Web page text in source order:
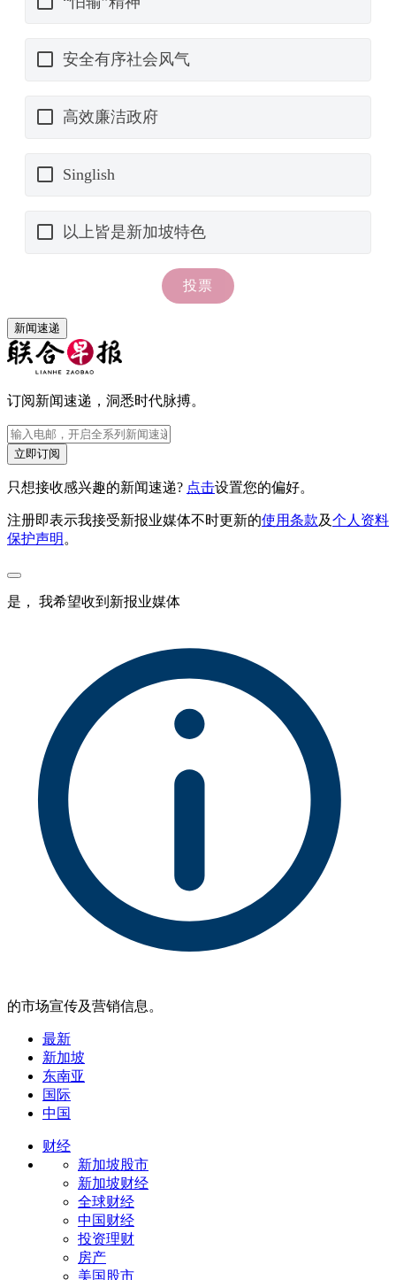
新闻速递
订阅新闻速递，洞悉时代脉搏。
立即订阅
只想接收感兴趣的新闻速递? 点击设置您的偏好。
注册即表示我接受新报业媒体不时更新的使用条款及个人资料
保护声明 。
是， 我希望收到新报业媒体
的市场宣传及营销信息。
最新
新加坡
东南亚
国际
中国
财经
新加坡股市
新加坡财经
全球财经
中国财经
投资理财
房产
美国股市